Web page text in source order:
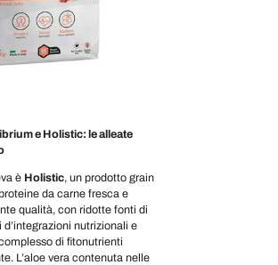
e Holistic: le alleate
è Holistic, un prodotto grain
da carne fresca e
qualità, con ridotte fonti di
nutrizionali e
di fitonutrienti
L’aloe vera contenuta nelle